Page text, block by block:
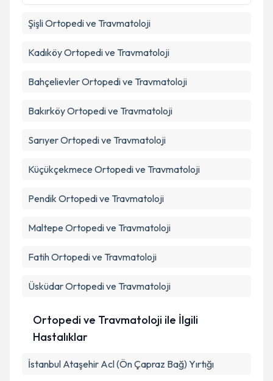
ŞişliOrtopedi ve Travmatoloji
KadıköyOrtopedi ve Travmatoloji
BahçelievlerOrtopedi ve Travmatoloji
BakırköyOrtopedi ve Travmatoloji
SarıyerOrtopedi ve Travmatoloji
Küçükçekmece Ortopedi ve Travmatoloji
Pendik Ortopedi ve Travmatoloji
Maltepe Ortopedi ve Travmatoloji
FatihOrtopedi ve Travmatoloji
ÜsküdarOrtopedi ve Travmatoloji
Ortopedi ve Travmatoloji ile İlgili
Hastalıklar
İstanbul Ataşehir Acl (Ön Çapraz Bağ) Yırtığı